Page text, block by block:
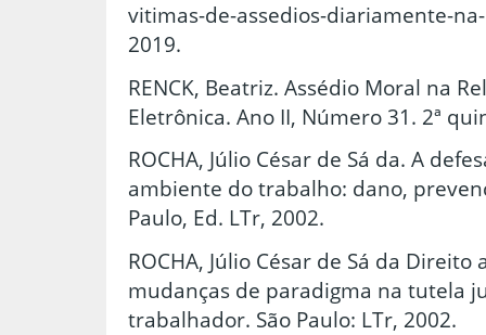
vitimas-de-assedios-diariamente-
2019.
RENCK, Beatriz. Assédio Moral na
Eletrônica. Ano II, Número 31. 2ª
ROCHA, Júlio César de Sá da. A
ambiente do trabalho: dano,
Paulo, Ed. LTr, 2002.
ROCHA, Júlio César de Sá da
mudanças de paradigma na tutela
trabalhador. São Paulo: LTr, 2002.